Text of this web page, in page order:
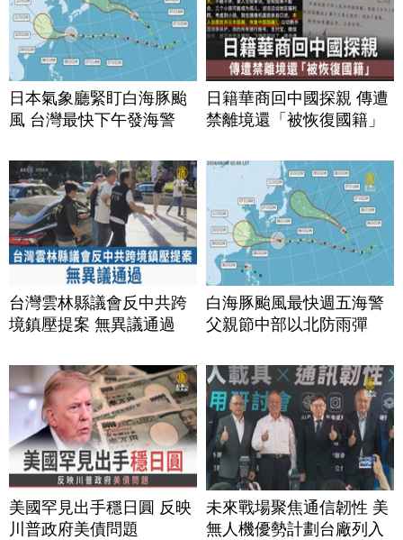
日本氣象廳緊盯白海豚颱
風 台灣最快下午發海警
日籍華商回中國探親 傳遭
禁離境還「被恢復國籍」
台灣雲林縣議會反中共跨
境鎮壓提案 無異議通過
白海豚颱風最快週五海警
父親節中部以北防雨彈
美國罕見出手穩日圓 反映
川普政府美債問題
未來戰場聚焦通信韌性 美
無人機優勢計劃台廠列入